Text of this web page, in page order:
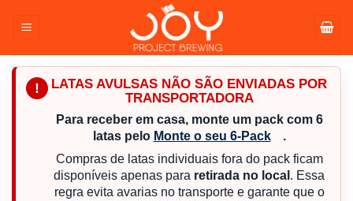
para
conteúdo
!
LATAS AVULSAS NÃO SÃO ENVIADAS POR
TRANSPORTADORA
Para receber em casa, monte um pack com 6
latas pelo Monte o seu 6-Pack
.
Compras de latas individuais fora do pack ficam
disponíveis apenas para retirada no local . Essa
regra evita avarias no transporte e garante que o